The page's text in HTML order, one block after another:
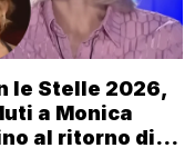
le Stelle 2026,
a Monica
al ritorno di